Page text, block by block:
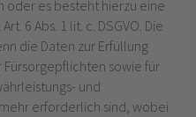
oder es besteht hierzu eine
6 Abs. 1 lit. c. DSGVO. Die
die Daten zur Erfüllung
sowie für
und
erforderlich sind, wobei